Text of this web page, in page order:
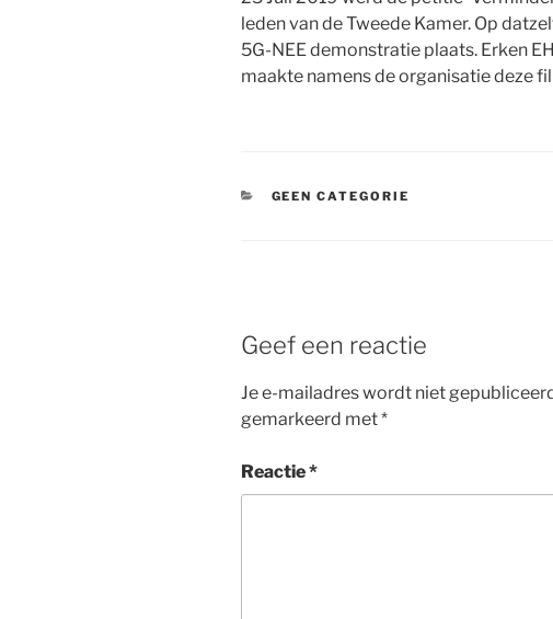
leden van de Tweede Kamer. Op
5G-NEE demonstratie plaats. Erken
maakte namens de organisatie deze
CATEGORIEËN
GEEN CATEGORIE
Geef een reactie
Je e-mailadres wordt niet
gemarkeerd met*
Reactie*